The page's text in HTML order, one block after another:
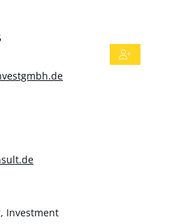
Investment